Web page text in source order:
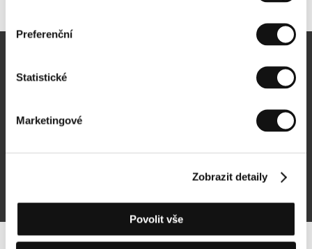
Preferenční
Statistické
Marketingové
Zobrazit detaily
Povolit vše